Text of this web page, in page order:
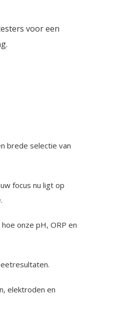
voor een
brede selectie van
focus nu ligt op
onze pH, ORP en
elektroden en